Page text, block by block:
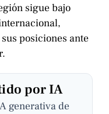
sigue bajo
posiciones ante
por IA
generativa de